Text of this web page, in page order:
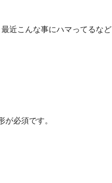
近こんな事にハマってるなど
必須です。